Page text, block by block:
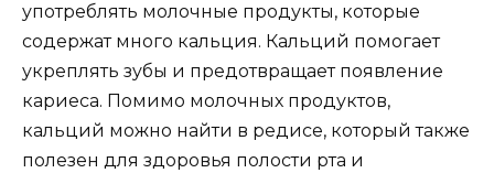
употреблять молочные продукты, которые
содержат много кальция. Кальций помогает
укреплять зубы и предотвращает появление
кариеса. Помимо молочных продуктов,
кальций можно найти в редисе, который также
полезен для здоровья полости рта и